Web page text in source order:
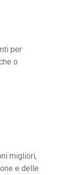
per
o
migliori,
e delle